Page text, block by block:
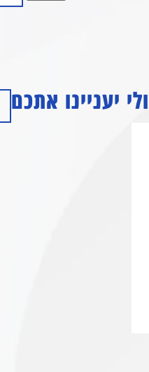
יעניינו אתכם